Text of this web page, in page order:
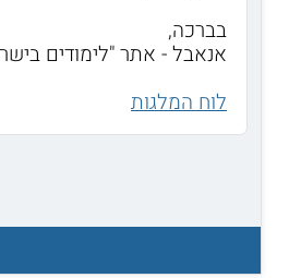
בברכה,
אנאבל - אתר "לימודים
לוח המלגות